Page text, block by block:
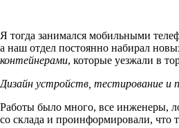
Я тогда занимался мобильными
а наш отдел постоянно набирал
контейнерами, которые уезжали в
Дизайн устройств, тестирование и
Работы было много, все инженеры,
со склада и проинформировали, что